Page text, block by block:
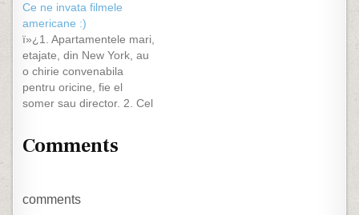
noi de acasa, ajungem la
giratoriul de la
Universitate pe banda a
doua cu intentia de a
merge spre
Kogalniceanu. Dupa cum
bine stiti, lumea…
Ce ne invata filmele
americane :)
ï»¿1. Apartamentele mari,
etajate, din New York, au
o chirie convenabila
pentru oricine, fie el
somer sau director. 2. Cel
Daca trebuie sa
intotdeauna vei alege
Comments
comments